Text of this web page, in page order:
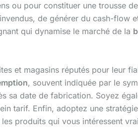
ou pour constituer une trousse de
de générer du cash-flow
qui dynamise le marché de la
et magasins réputés pour leur
, souvent indiquée par le
sa date de fabrication. Soyez
tarif. Enfin, adoptez une stratégie
produits qui vous intéressent